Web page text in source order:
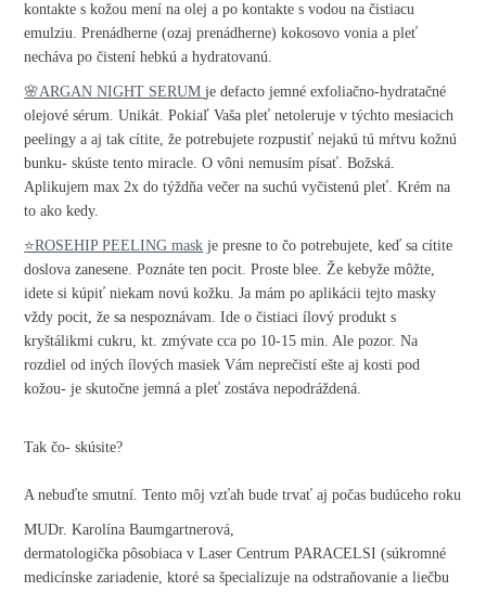
kontakte s kožou mení na olej a po kontakte s vodou na čistiacu
emulziu. Prenádherne (ozaj prenádherne) kokosovo vonia a pleť
necháva po čistení hebkú a hydratovanú.
🌸ARGAN NIGHT SERUMje defacto jemné exfoliačno-hydratačné
olejové sérum. Unikát. Pokiaľ Vaša pleť netoleruje v týchto mesiacich
peelingy a aj tak cítite, že potrebujete rozpustiť nejakú tú mŕtvu kožnú
bunku- skúste tento miracle. O vôni nemusím písať. Božská.
Aplikujem max 2x do týždňa večer na suchú vyčistenú pleť. Krém na
to ako kedy.
⭐️ROSEHIP PEELING mask je presne to čo potrebujete, keď sa cítite
doslova zanesene. Poznáte ten pocit. Proste blee. Že kebyže môžte,
idete si kúpiť niekam novú kožku. Ja mám po aplikácii tejto masky
vždy pocit, že sa nespoznávam. Ide o čistiaci ílový produkt s
kryštálikmi cukru, kt. zmývate cca po 10-15 min. Ale pozor. Na
rozdiel od iných ílových masiek Vám neprečistí ešte aj kosti pod
kožou- je skutočne jemná a pleť zostáva nepodráždená.
Tak čo- skúsite?
A nebuďte smutní. Tento môj vzťah bude trvať aj počas budúceho roku
MUDr. Karolína Baumgartnerová,
dermatologička pôsobiaca v Laser Centrum PARACELSI (súkromné
medicínske zariadenie, ktoré sa špecializuje na odstraňovanie a liečbu